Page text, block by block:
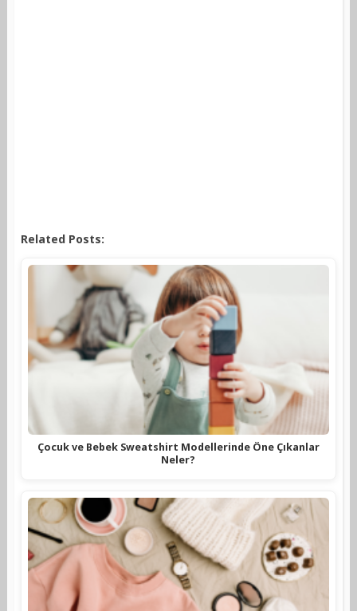
Related Posts:
Çocuk ve Bebek Sweatshirt Modellerinde Öne Çıkanlar
Neler?